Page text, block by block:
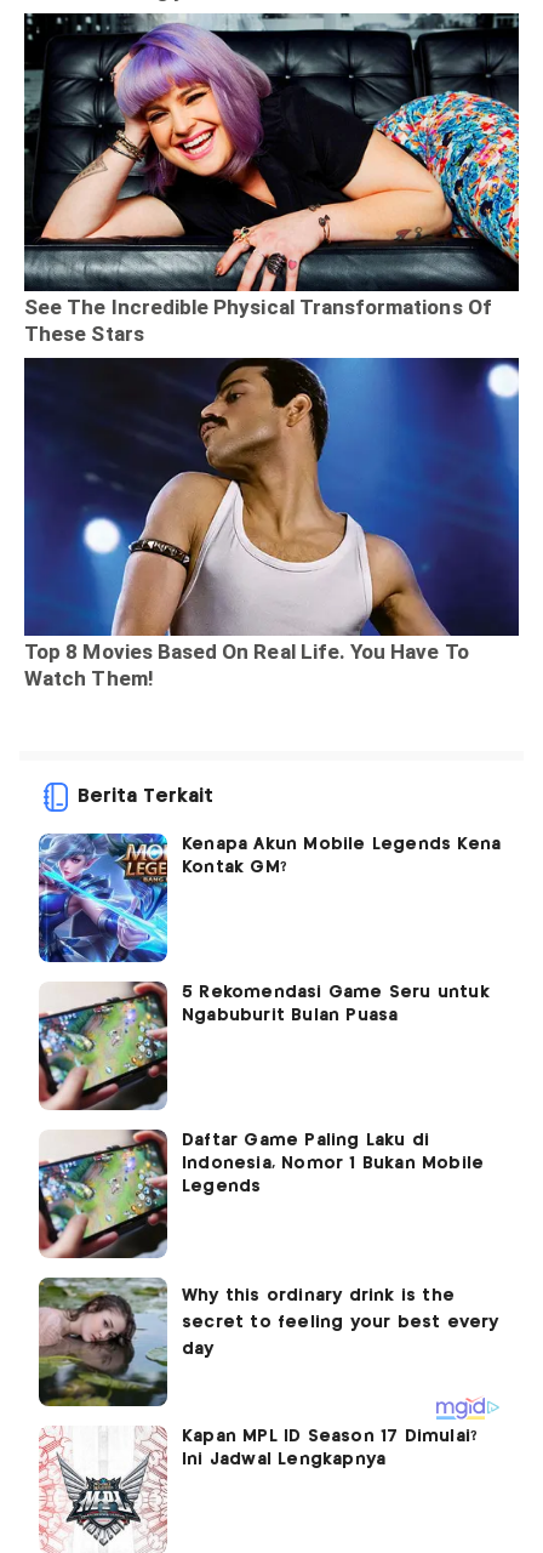
Berita Terkait
Kenapa Akun Mobile Legends Kena
Kontak GM?
5 Rekomendasi Game Seru untuk
Ngabuburit Bulan Puasa
Daftar Game Paling Laku di
Indonesia, Nomor 1 Bukan Mobile
Legends
Kapan MPL ID Season 17 Dimulai?
Ini Jadwal Lengkapnya